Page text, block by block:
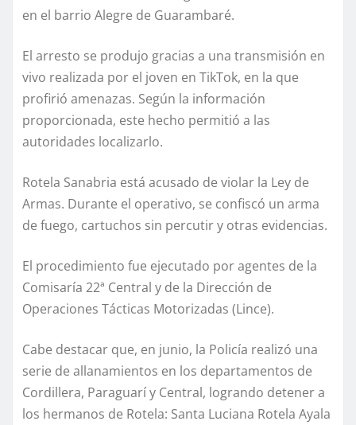
en el barrio Alegre de Guarambaré.
El arresto se produjo gracias a una transmisión en
vivo realizada por el joven en TikTok, en la que
profirió amenazas. Según la información
proporcionada, este hecho permitió a las
autoridades localizarlo.
Rotela Sanabria está acusado de violar la Ley de
Armas. Durante el operativo, se confiscó un arma
de fuego, cartuchos sin percutir y otras evidencias.
El procedimiento fue ejecutado por agentes de la
Comisaría 22ª Central y de la Dirección de
Operaciones Tácticas Motorizadas (Lince).
Cabe destacar que, en junio, la Policía realizó una
serie de allanamientos en los departamentos de
Cordillera, Paraguarí y Central, logrando detener a
los hermanos de Rotela: Santa Luciana Rotela Ayala